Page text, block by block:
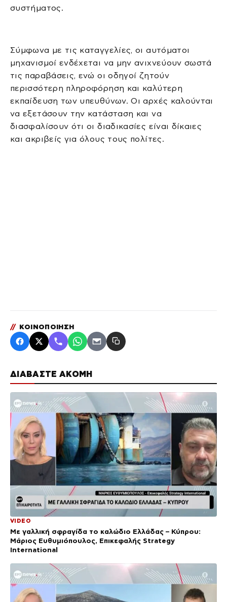
ΔΙΑΒΑΣΤΕ ΑΚΟΜΗ
VIDEO
Με γαλλική σφραγίδα το καλώδιο Ελλάδας – Κύπρου:
Μάριος Ευθυμιόπουλος, Επικεφαλής Strategy
International
συστήματος.
Σύμφωνα με τις καταγγελίες, οι αυτόματοι
μηχανισμοί ενδέχεται να μην ανιχνεύουν σωστά
τις παραβάσεις, ενώ οι οδηγοί ζητούν
περισσότερη πληροφόρηση και καλύτερη
εκπαίδευση των υπευθύνων. Οι αρχές καλούνται
να εξετάσουν την κατάσταση και να
διασφαλίσουν ότι οι διαδικασίες είναι δίκαιες
και ακριβείς για όλους τους πολίτες.
// ΚΟΙΝΟΠΟΙΗΣΗ